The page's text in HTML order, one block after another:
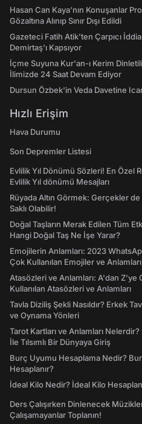
Hasan Can Kaya’nın Konuşanlar
Gözaltına Alınıp Sınır Dışı Edildi
Gazeteci Fatih Atik'ten Çarpıcı
Demirtaş'ı Kapsıyor
İçme Suyuna Kur'an-ı Kerim
İlimizde 24 Saat Devam Ediyor
Dursun Özbek'in Veda Davetine
Hızlı Erişim
Hava Durumu
Son Depremler Listesi
Evlilik Yıl Dönümü Sözleri! En Özel
Evlilik Yıl dönümü Mesajları
Rüyada Altın Görmek: Gerçekler
Saklı Olabilir!
Doğal Taşların Merak Edilen Tüm
Hangi Doğal Taş Ne İşe Yarar?
Emojilerin Anlamları: 2023
Çok Kullanılan Emojiler ve Anlamları
Atasözleri ve Anlamları: A'dan Z'ye
Kullanılan Atasözleri ve Anlamları
Tavla Diziliş Şekli Nasıldır? Erkek
ve Oynama Yönleri
Tarot Kartları ve Anlamları
İle Tılsımlı Bir Dünyaya Giriş
Burç Uyumu Hesaplama Nedir?
Hesaplanır?
İdeal Kilo Nedir? İdeal Kilo
Ders Çalışırken Dinlenecek
Çalışamayanlar Toplanın!